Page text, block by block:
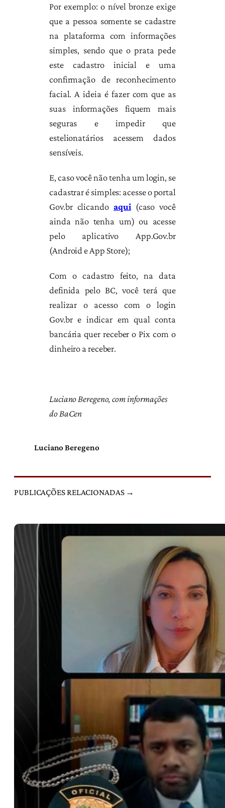
Por exemplo: o nível bronze exige
que a pessoa somente se cadastre
na plataforma com informações
simples, sendo que o prata pede
este cadastro inicial e uma
confirmação de reconhecimento
facial. A ideia é fazer com que as
suas informações fiquem mais
seguras e impedir que
estelionatários acessem dados
sensíveis.
E, caso você não tenha um login, se
cadastrar é simples: acesse o portal
Gov.br clicando aqui(caso você
ainda não tenha um) ou acesse
pelo aplicativo App.Gov.br
(Android e App Store);
Com o cadastro feito, na data
definida pelo BC, você terá que
realizar o acesso com o login
Gov.br e indicar em qual conta
bancária quer receber o Pix com o
dinheiro a receber.
Luciano Beregeno, com informações
do BaCen
Luciano Beregeno
PUBLICAÇÕES RELACIONADAS →